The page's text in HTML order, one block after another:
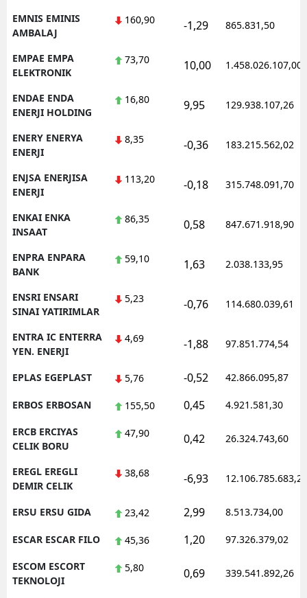
EMNIS EMINIS
AMBALAJ
160,90 -1,29 865.831,50
EMPAE EMPA
ELEKTRONIK
73,70 10,00 1.458.026.107,00
ENDAE ENDA
ENERJI HOLDING
16,80 9,95 129.938.107,26
ENERY ENERYA
ENERJI
8,35 -0,36 183.215.562,02
ENJSA ENERJISA
ENERJI
113,20 -0,18 315.748.091,70
ENKAI ENKA
INSAAT
86,35 0,58 847.671.918,90
ENPRA ENPARA
BANK
59,10 1,63 2.038.133,95
ENSRI ENSARI
SINAI YATIRIMLAR
5,23 -0,76 114.680.039,61
ENTRA IC ENTERRA
YEN. ENERJI
4,69 -1,88 97.851.774,54
EPLAS EGEPLAST 5,76 -0,52 42.866.095,87
ERBOS ERBOSAN 155,50 0,45 4.921.581,30
ERCB ERCIYAS
CELIK BORU
47,90 0,42 26.324.743,60
EREGL EREGLI
DEMIR CELIK
38,68 -6,93 12.106.785.683,20
ERSU ERSU GIDA 23,42 2,99 8.513.734,00
ESCAR ESCAR FILO 45,36 1,20 97.326.379,02
ESCOM ESCORT
TEKNOLOJI
5,80 0,69 339.541.892,26